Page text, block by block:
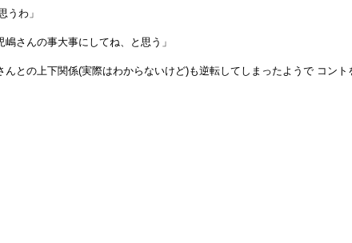
うわ」
さんの事大事にしてね、と思う」
との上下関係(実際はわからないけど)も逆転してしまったようで コン